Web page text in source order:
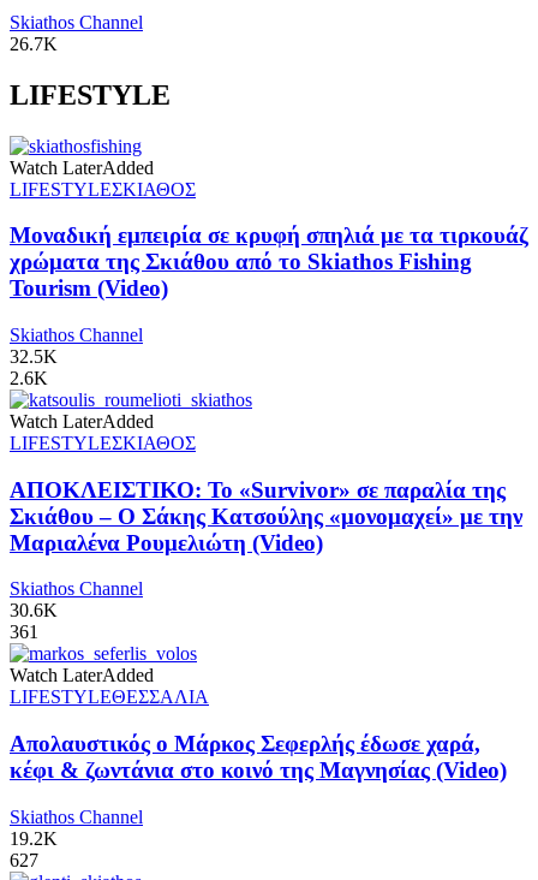
Skiathos Channel
26.7K
LIFESTYLE
Watch LaterAdded
LIFESTYLEΣΚΙΑΘΟΣ
Μοναδική εμπειρία σε κρυφή σπηλιά με τα τιρκουάζ
χρώματα της Σκιάθου από το Skiathos Fishing
Tourism (Video)
Skiathos Channel
32.5K
2.6K
Watch LaterAdded
LIFESTYLEΣΚΙΑΘΟΣ
ΑΠΟΚΛΕΙΣΤΙΚΟ: Το «Survivor» σε παραλία της
Σκιάθου – Ο Σάκης Κατσούλης «μονομαχεί» με την
Μαριαλένα Ρουμελιώτη (Video)
Skiathos Channel
30.6K
361
Watch LaterAdded
LIFESTYLEΘΕΣΣΑΛΙΑ
Απολαυστικός ο Μάρκος Σεφερλής έδωσε χαρά,
κέφι & ζωντάνια στο κοινό της Μαγνησίας (Video)
Skiathos Channel
19.2K
627